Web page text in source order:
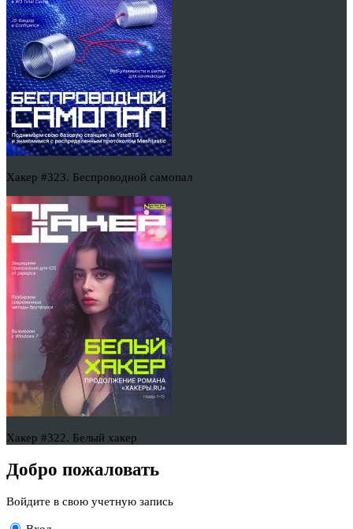
Хакер #323. Беспроводной самопал
Хакер #322. Белый хакер
Добро пожаловать
Войдите в свою учетную запись